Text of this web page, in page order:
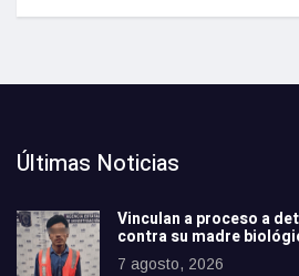
Últimas Noticias
Vinculan a proceso a
contra su madre
7 agosto, 2026